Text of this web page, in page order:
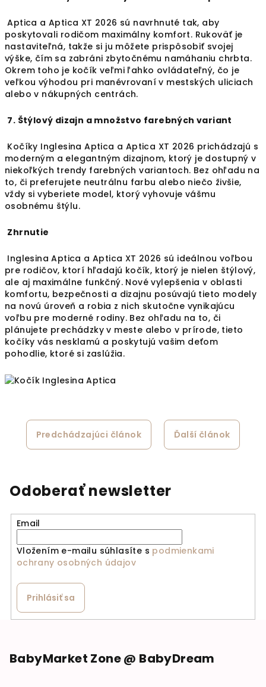
Aptica a Aptica XT 2026 sú navrhnuté tak, aby
poskytovali rodičom maximálny komfort. Rukoväť je
nastaviteľná, takže si ju môžete prispôsobiť svojej
výške, čím sa zabráni zbytočnému namáhaniu chrbta.
Okrem toho je kočík veľmi ľahko ovládateľný, čo je
veľkou výhodou pri manévrovaní v mestských uliciach
alebo v nákupných centrách.
7. Štýlový dizajn a množstvo farebných variant
Kočíky Inglesina Aptica a Aptica XT 2026 prichádzajú s
moderným a elegantným dizajnom, ktorý je dostupný v
niekoľkých trendy farebných variantoch. Bez ohľadu na
to, či preferujete neutrálnu farbu alebo niečo živšie,
vždy si vyberiete model, ktorý vyhovuje vášmu
osobnému štýlu.
Zhrnutie
Inglesina Aptica a Aptica XT 2026 sú ideálnou voľbou
pre rodičov, ktorí hľadajú kočík, ktorý je nielen štýlový,
ale aj maximálne funkčný. Nové vylepšenia v oblasti
komfortu, bezpečnosti a dizajnu posúvajú tieto modely
na novú úroveň a robia z nich skutočne vynikajúcu
voľbu pre moderné rodiny. Bez ohľadu na to, či
plánujete prechádzky v meste alebo v prírode, tieto
kočíky vás nesklamú a poskytujú vašim deťom
pohodlie, ktoré si zaslúžia.
Predchádzajúci článok Ďalší článok
Odoberať newsletter
Email
Vložením e-mailu súhlasíte s podmienkami
ochrany osobných údajov
Prihlásiť sa
BabyMarket Zone @ BabyDream